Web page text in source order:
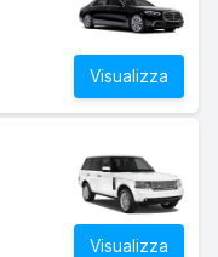
Visualizza
Visualizza